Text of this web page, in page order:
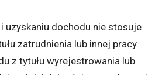
uzyskaniu dochodu nie stosuje
zatrudnienia lub innej pracy
z tytułu wyrejestrowania lub